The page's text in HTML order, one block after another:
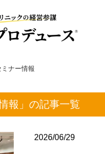
ミナー情報
報」の記事一覧
2026/06/29